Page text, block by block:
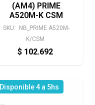
(AM4) PRIME
A520M-K CSM
SKU:
NB_PRIME A520M-
K/CSM
$ 102.692
Disponible 4 a 5hs